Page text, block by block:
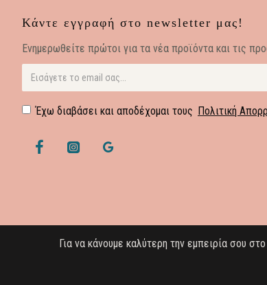
Κάντε εγγραφή στο newsletter μας!
Eνημερωθείτε πρώτοι για τα νέα προϊόντα και τις
Έχω διαβάσει και αποδέχομαι τους Πολιτική
Copyright ©
Για να κάνουμε καλύτερη την εμπειρία σου